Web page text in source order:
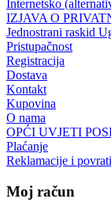
Internetsko
IZJAVA O
Jednostrani raskid
Pristupačnost
Registracija
Dostava
Kontakt
Kupovina
O nama
OPĆI UVJETI
Plaćanje
Reklamacije i povrati
Moj račun